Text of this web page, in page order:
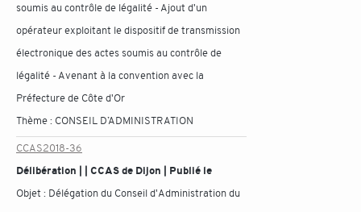
soumis au contrôle de légalité - Ajout d'un
opérateur exploitant le dispositif de transmission
électronique des actes soumis au contrôle de
légalité - Avenant à la convention avec la
Préfecture de Côte d'Or
Thème : CONSEIL D’ADMINISTRATION
CCAS2018-36
Délibération | | CCAS de Dijon | Publié le
Objet : Délégation du Conseil d'Administration du